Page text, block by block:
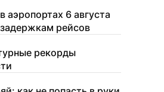
аэропортах 6 августа
рейсов
рекорды